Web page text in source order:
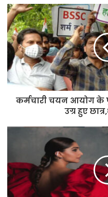
कर्मचारी चयन आयोग के
उग्र हुए